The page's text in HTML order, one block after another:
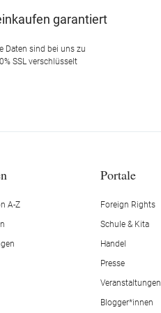
garantiert
Daten sind bei uns zu
SSL verschlüsselt
A-Z
Portale
Foreign Rights
Schule & Kita
Handel
Presse
Veranstaltungen
Blogger*innen